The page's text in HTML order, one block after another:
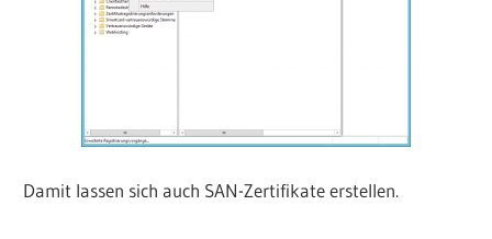
Damit lassen sich auch SAN-Zertifikate erstellen.